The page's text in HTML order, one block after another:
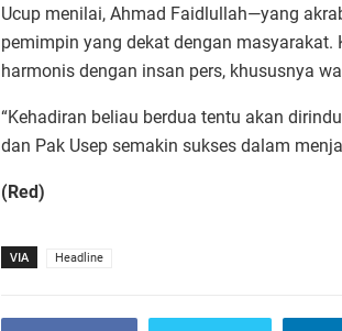
Ucup menilai, Ahmad Faidlullah—yang
pemimpin yang dekat dengan
harmonis dengan insan pers, khususnya
“Kehadiran beliau berdua tentu akan
dan Pak Usep semakin sukses dalam
(Red)
VIA Headline